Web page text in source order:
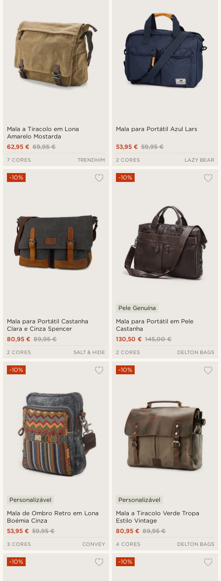
Mala a Tiracolo em Lona
Amarelo Mostarda
69,95 €
62,95 €
7 CORES TRENDHIM
Mala para Portátil Azul Lars
59,95 €
53,95 €
2 CORES LAZY BEAR
Mala para Portátil Castanha
Clara e Cinza Spencer
-10%
89,95 €
80,95 €
2 CORES SALT & HIDE
Mala para Portátil em Pele
Castanha
-10%
Pele Genuína
145,00 €
130,50 €
2 CORES DELTON BAGS
Mala de Ombro Retro em Lona
Boémia Cinza
-10%
Personalizável
59,95 €
53,95 €
3 CORES CONVEY
Mala a Tiracolo Verde Tropa
Estilo Vintage
-10%
Personalizável
89,95 €
80,95 €
4 CORES DELTON BAGS
-10% -10%